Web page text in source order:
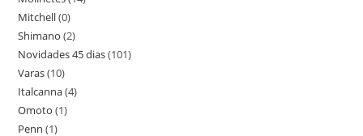
Mitchell(0)
Shimano (2)
Novidades 45 dias(101)
Varas(10)
Italcanna(4)
Omoto (1)
Penn (1)